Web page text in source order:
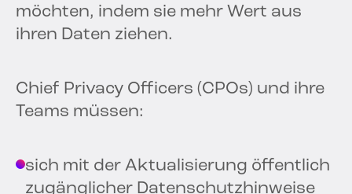
möchten, indem sie mehr Wert aus
ihren Daten ziehen.
Chief Privacy Officers (CPOs) und ihre
Teams müssen:
sich mit der Aktualisierung öffentlich
zugänglicher Datenschutzhinweise